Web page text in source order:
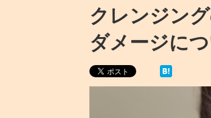
クレンジン
ダメージに